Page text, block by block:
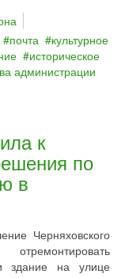
почта
культурное
историческое
администрации
к
по
в
Черняховского
здание на улице